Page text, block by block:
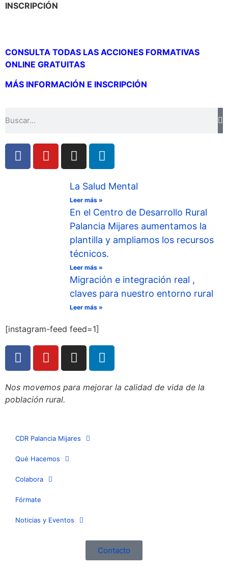
INSCRIPCIÓN
CONSULTA TODAS LAS ACCIONES FORMATIVAS
ONLINE GRATUITAS
MÁS INFORMACIÓN E INSCRIPCIÓN
La Salud Mental
Leer más »
En el Centro de Desarrollo Rural
Palancia Mijares aumentamos la
plantilla y ampliamos los recursos
técnicos.
Leer más »
Migración e integración real ,
claves para nuestro entorno rural
Leer más »
[instagram-feed feed=1]
Nos movemos para mejorar la calidad de vida de la
población rural.
CDR Palancia Mijares
Qué Hacemos
Colabora
Fórmate
Noticias y Eventos
Contacto